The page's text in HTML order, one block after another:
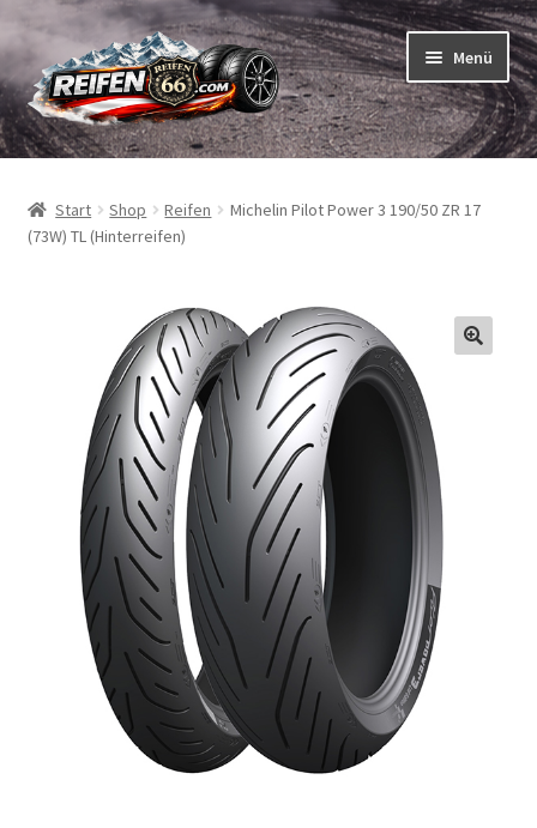
Zur
Navigation
springen
Zum
Inhalt
springen
Menü
Reifen
Schläuche
Reifentests
Kontakt
Start Shop Reifen
Michelin Pilot Power 3 190/50 ZR 17
(73W) TL (Hinterreifen)